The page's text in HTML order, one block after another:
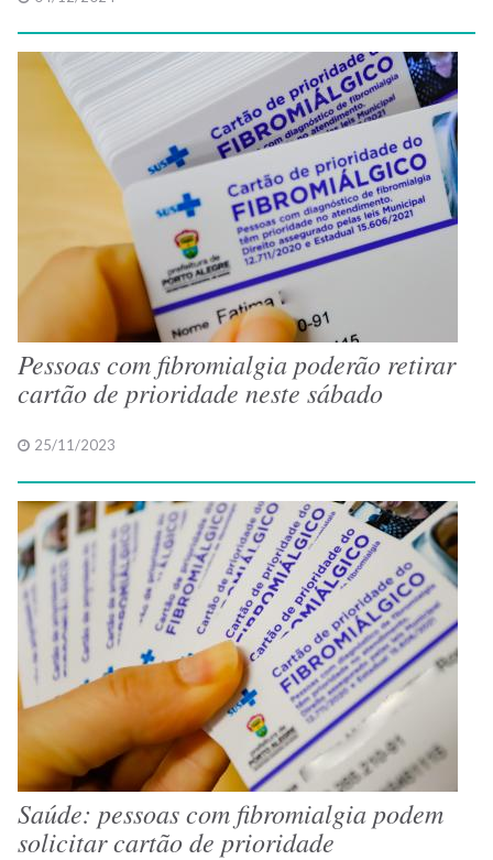
Pessoas com fibromialgia poderão retirar
cartão de prioridade neste sábado
25/11/2023
Saúde: pessoas com fibromialgia podem
solicitar cartão de prioridade